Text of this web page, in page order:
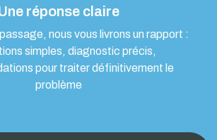
réponse claire
nous vous livrons un rapport :
simples, diagnostic précis,
pour traiter définitivement le
problème